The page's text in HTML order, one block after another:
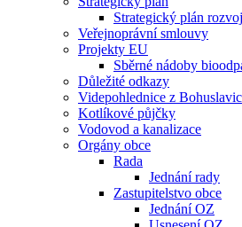
Strategický plán
Veřejnoprávní smlouvy
Projekty EU
Sběrné nádoby
Důležité odkazy
Videpohlednice z Bohuslavic
Kotlíkové půjčky
Vodovod a kanalizace
Orgány obce
Rada
Jednání rady
Zastupitelstvo obce
Jednání OZ